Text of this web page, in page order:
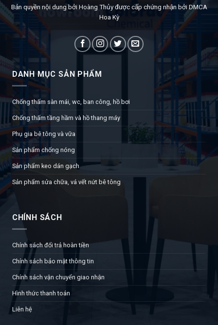
Bản quyền nội dung bởi Hoàng Thủy được cấp chứng nhận bởi DMCA
Hoa Kỳ
DANH MỤC SẢN PHẨM
Chống thấm sàn mái, wc, ban công, hồ bơi
Chống thấm tầng hầm và hồ thang máy
Phụ gia bê tông và vữa
Sản phẩm chống nóng
Sản phẩm keo dán gạch
Sản phẩm sửa chữa, vá vết nứt bê tông
CHÍNH SÁCH
Chính sách đổi trả hoàn tiền
Chính sách bảo mật thông tin
Chính sách vận chuyển giao nhận
Hình thức thanh toán
Liên hệ